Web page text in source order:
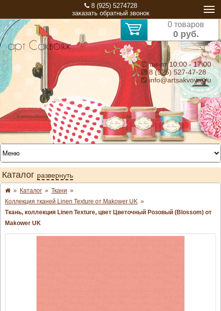
8 (925) 5274728
заказать обратный звонок
0 товаров
0 руб.
⏰ пн-пт 10:00 - 17:00
8 (925) 527-47-28
info@artsakvoyaj.ru
Каталог развернуть
» Каталог » Ткани »
Коллекция тканей Linen Texture от Makower UK »
Ткань, коллекция Linen Texture, цвет Цветочный Розовый (Blossom) от
Makower UK